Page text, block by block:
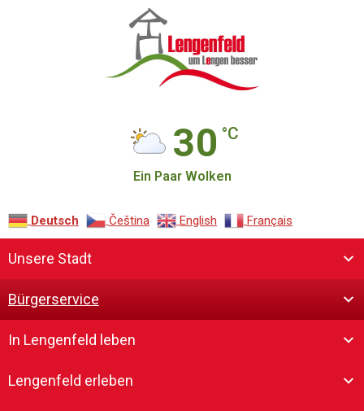
30 °C
Ein Paar Wolken
Deutsch Čeština‎ English Français
Unsere Stadt
Bürgerservice
In Lengenfeld leben
Lengenfeld erleben